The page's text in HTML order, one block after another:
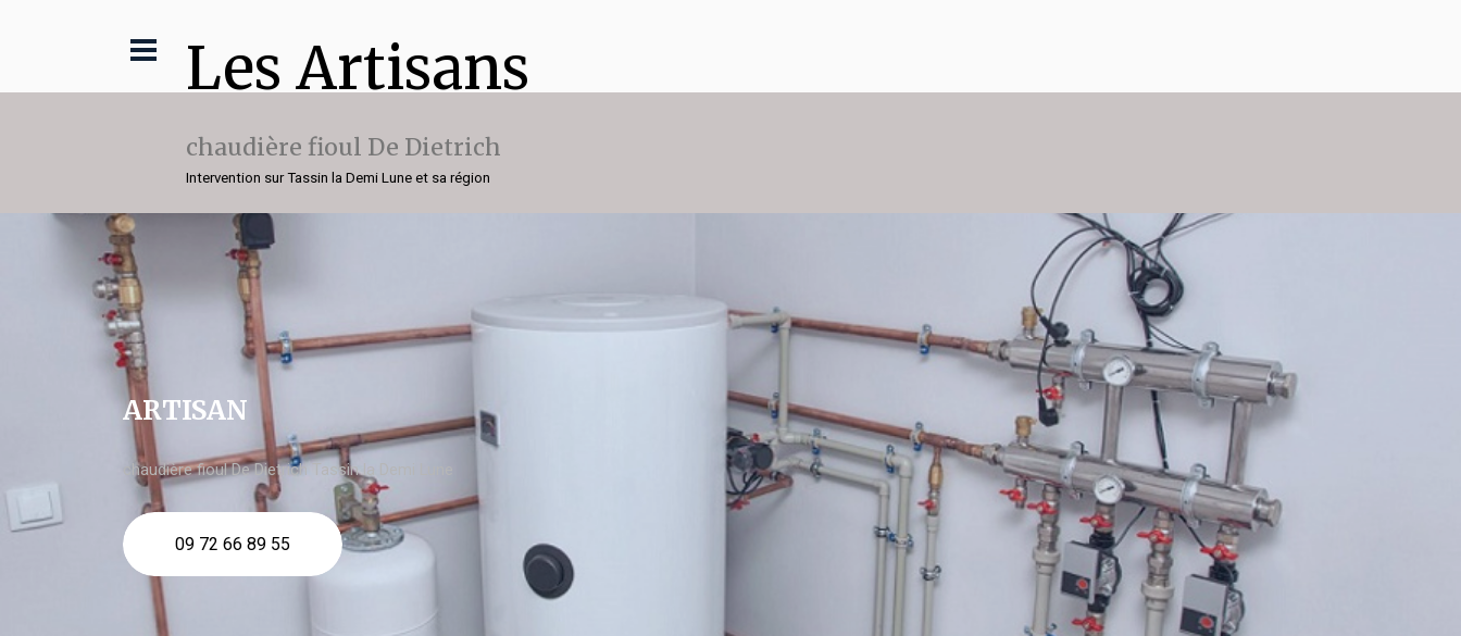
Les Artisans
chaudière fioul De Dietrich
Intervention sur Tassin la Demi Lune et sa région
ARTISAN
chaudière fioul De Dietrich Tassin la Demi Lune
09 72 66 89 55